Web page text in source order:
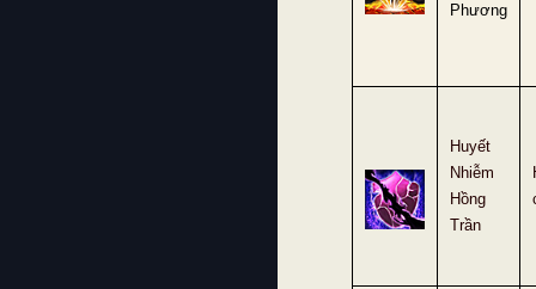
Phương
Huyết
Nhiễm
Hồng
Trần